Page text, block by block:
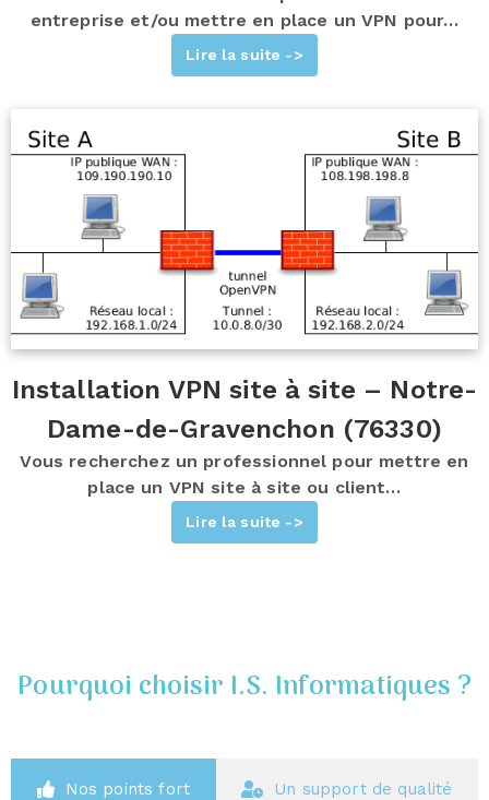
entreprise et/ou mettre en place un VPN pour…
Lire la suite ->
Installation VPN site à site – Notre-
Dame-de-Gravenchon (76330)
Vous recherchez un professionnel pour mettre en
place un VPN site à site ou client…
Lire la suite ->
Pourquoi choisir I.S. Informatiques ?
Nos points fort Un support de qualité